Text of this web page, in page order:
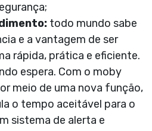
todo mundo sabe
e a vantagem de ser
rápida, prática e eficiente.
espera. Com o moby
meio de uma nova função,
o tempo aceitável para o
sistema de alerta e